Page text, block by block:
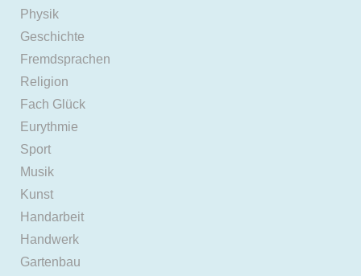
Physik
Geschichte
Fremdsprachen
Religion
Fach Glück
Eurythmie
Sport
Musik
Kunst
Handarbeit
Handwerk
Gartenbau